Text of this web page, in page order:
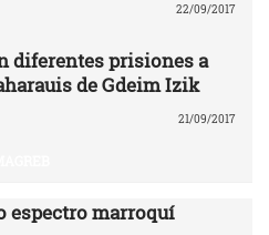
22/09/2017
diferentes prisiones a
de Gdeim Izik
21/09/2017
espectro marroquí